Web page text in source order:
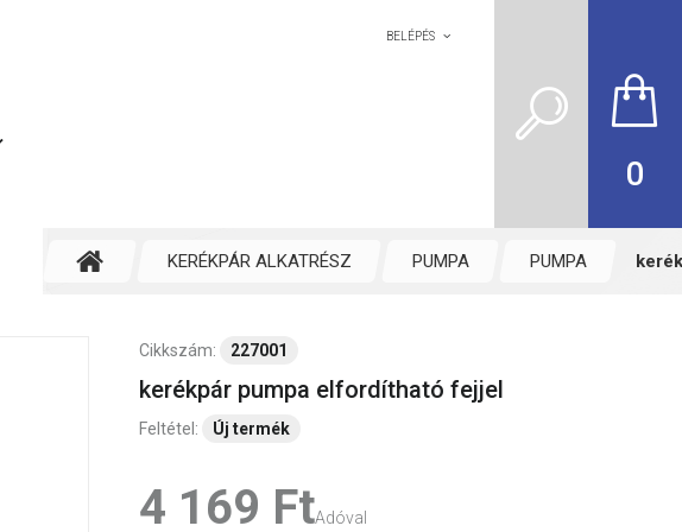
0
BELÉPÉS
KERÉKPÁR ALKATRÉSZ PUMPA PUMPA
Cikkszám: 227001
kerékpár pumpa elfordítható fejjel
Feltétel: Új termék
4 169 Ft‎Adóval